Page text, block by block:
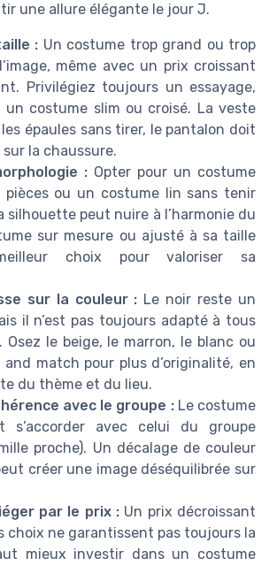
une allure élégante le jour J.
: Un costume trop grand ou trop
même avec un prix croissant
Privilégiez toujours un essayage,
costume slim ou croisé. La veste
épaules sans tirer, le pantalon doit
la chaussure.
: Opter pour un costume
pièces ou un costume lin sans tenir
silhouette peut nuire à l’harmonie du
sur mesure ou ajusté à sa taille
choix pour valoriser sa
sur la couleur : Le noir reste un
il n’est pas toujours adapté à tous
Osez le beige, le marron, le blanc ou
and match pour plus d’originalité, en
du thème et du lieu.
avec le groupe :Le costume
s’accorder avec celui du groupe
proche). Un décalage de couleur
créer une image déséquilibrée sur
par le prix : Un prix décroissant
choix ne garantissent pas toujours la
mieux investir dans un costume